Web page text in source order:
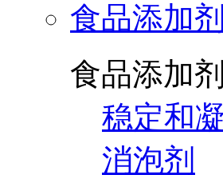
食品添加剂
食品添加剂
稳定和
消泡剂